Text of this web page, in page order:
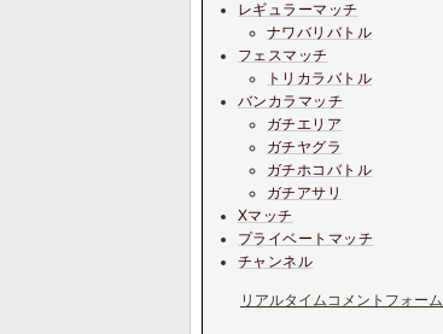
レギュラーマッチ
ナワバリバトル
フェスマッチ
トリカラバトル
バンカラマッチ
ガチエリア
ガチヤグラ
ガチホコバトル
ガチアサリ
Xマッチ
プライベートマッチ
チャンネル
リアルタイムコメントフォーム